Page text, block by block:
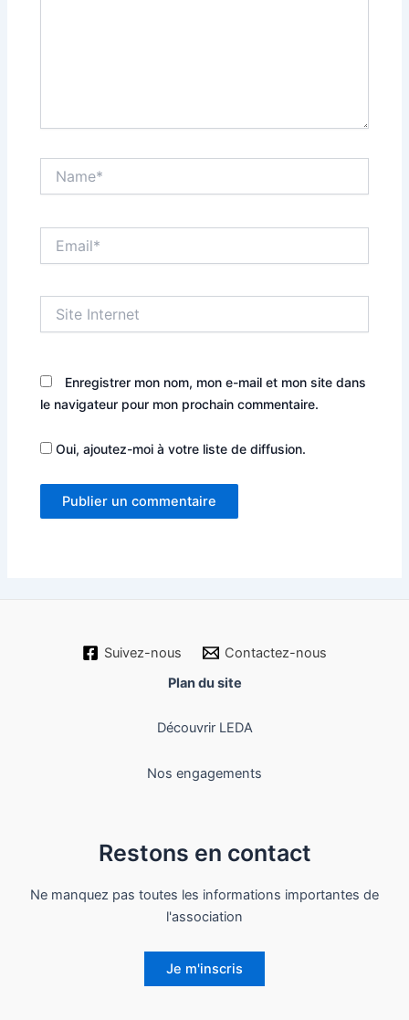
Internet
Enregistrer mon nom, mon e-mail et mon site dans
le navigateur pour mon prochain commentaire.
Oui, ajoutez-moi à votre liste de diffusion.
Suivez-nous
Contactez-nous
Plan du site
Découvrir LEDA
Nos engagements
Restons en contact
Ne manquez pas toutes les informations importantes de
l'association
Je m'inscris